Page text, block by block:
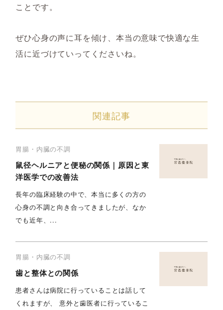
ことです。
ぜひ心身の声に耳を傾け、本当の意味で快適な生
活に近づけていってくださいね。
関連記事
胃腸・内臓の不調
鼠径ヘルニアと便秘の関係｜原因と東
洋医学での改善法
長年の臨床経験の中で、本当に多くの方の
心身の不調と向き合ってきましたが、なか
でも近年、...
胃腸・内臓の不調
歯と整体との関係
患者さんは病院に行っていることは話して
くれますが、 意外と歯医者に行っているこ